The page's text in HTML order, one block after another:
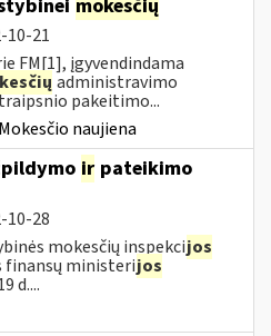
mokesčių
10-21
FM[1], įgyvendindama
administravimo
pakeitimo...
Mokesčio naujiena
ir pateikimo
10-28
mokesčių inspekcijos
finansų ministerijos
d....